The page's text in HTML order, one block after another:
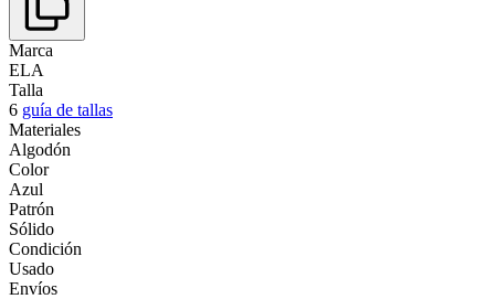
Marca
ELA
Talla
6 guía de tallas
Materiales
Algodón
Color
Azul
Patrón
Sólido
Condición
Usado
Envíos